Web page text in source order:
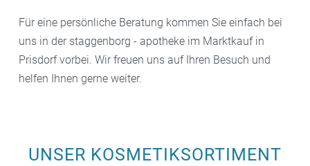
Für eine persönliche Beratung kommen Sie einfach bei
uns in der staggenborg - apotheke im Marktkauf in
Prisdorf vorbei. Wir freuen uns auf Ihren Besuch und
helfen Ihnen gerne weiter.
UNSER KOSMETIKSORTIMENT